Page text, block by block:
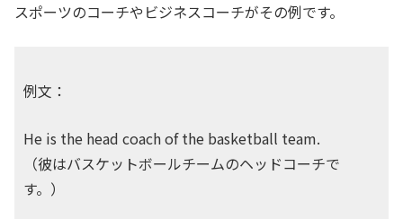
スポーツのコーチやビジネスコーチがその例です。
例文：
He is the head coach of the basketball team.
（彼はバスケットボールチームのヘッドコーチで
す。）